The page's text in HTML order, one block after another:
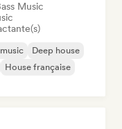
Music
Deep house
House française